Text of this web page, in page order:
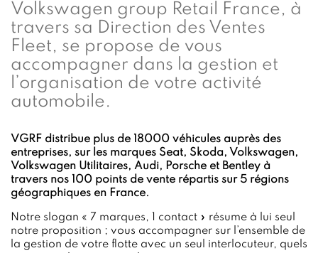
Volkswagen group Retail France, à
travers sa Direction des Ventes
Fleet, se propose de vous
accompagner dans la gestion et
l’organisation de votre activité
automobile.
VGRF distribue plus de 18000 véhicules auprès des
entreprises, sur les marques Seat, Skoda, Volkswagen,
Volkswagen Utilitaires, Audi, Porsche et Bentley à
travers nos 100 points de vente répartis sur 5 régions
géographiques en France.
Notre slogan « 7 marques, 1 contact » résume à lui seul
notre proposition ; vous accompagner sur l’ensemble de
la gestion de votre flotte avec un seul interlocuteur, quels